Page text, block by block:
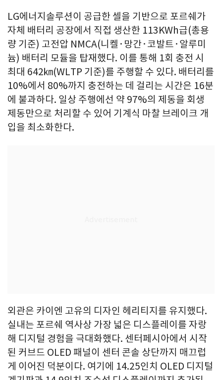
LG에너지솔루션이 공급한 셀을 기반으로 포르쉐가
자체 배터리 공장에서 직접 생산한 113KWh급(총용
량 기준) 고전압 NMCA(니켈·망간·코발트·알루미
늄) 배터리 모듈을 탑재했다. 이를 통해 1회 충전 시
최대 642㎞(WLTP 기준)를 주행할 수 있다. 배터리를
10%에서 80%까지 충전하는 데 걸리는 시간은 16분
에 불과하다. 일상 주행에선 약 97%의 제동을 회생
제동만으로 처리할 수 있어 기계식 마찰 브레이크 개
입을 최소화한다.
외관은 카이엔 고유의 디자인 헤리티지를 유지했다.
실내는 포르쉐 역사상 가장 넓은 디스플레이를 자랑
해 디지털 경험을 극대화했다. 센터페시아에서 시작
된 커브드 OLED 패널이 센터 콘솔 상단까지 매끄럽
게 이어진 덕분이다. 여기에 14.25인치 OLED 디지털